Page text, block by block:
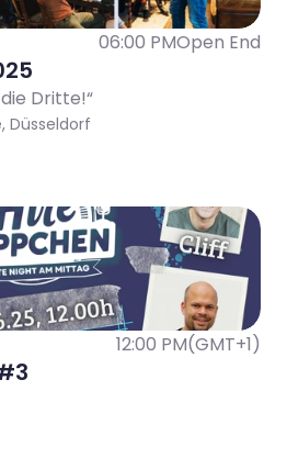
06:00 PMOpen End
Dritte!“
Düsseldorf
12:00 PM(GMT+1)